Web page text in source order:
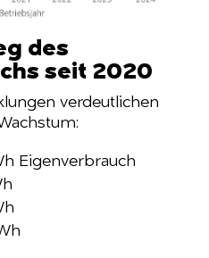
des
seit 2020
verdeutlichen
Eigenverbrauch